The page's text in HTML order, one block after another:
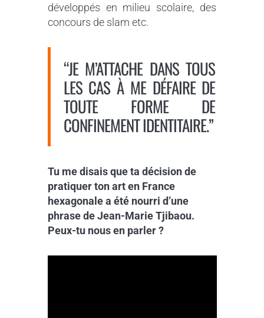
développés en milieu scolaire, des
concours de slam etc.
“JE M’ATTACHE DANS TOUS
LES CAS À ME DÉFAIRE DE
TOUTE FORME DE
CONFINEMENT IDENTITAIRE.”
Tu me disais que ta décision de
pratiquer ton art en France
hexagonale a été nourri d’une
phrase de Jean-Marie Tjibaou.
Peux-tu nous en parler ?